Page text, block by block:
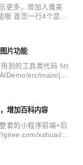
更多，增加人像美
首页一行4个显示
片功能
到的工具类代码 htt
src/main/jav
main/java/com/x
xs/util/...
增加百科内容
套的小程序前端+后
gitee.com/xshuai/xa